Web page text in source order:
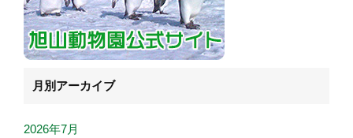
月別アーカイブ
2026年7月